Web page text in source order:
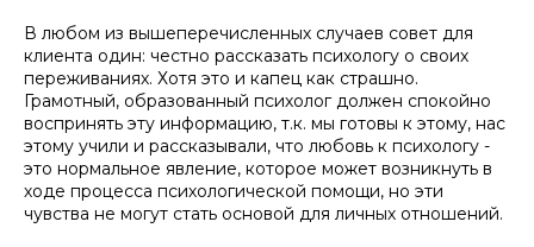
В любом из вышеперечисленных случаев совет для
клиента один: честно рассказать психологу о своих
переживаниях. Хотя это и капец как страшно.
Грамотный, образованный психолог должен спокойно
воспринять эту информацию, т.к. мы готовы к этому, нас
этому учили и рассказывали, что любовь к психологу -
это нормальное явление, которое может возникнуть в
ходе процесса психологической помощи, но эти
чувства не могут стать основой для личных отношений.